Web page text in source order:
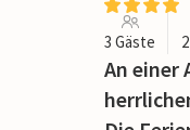
3 Gäste
An einer